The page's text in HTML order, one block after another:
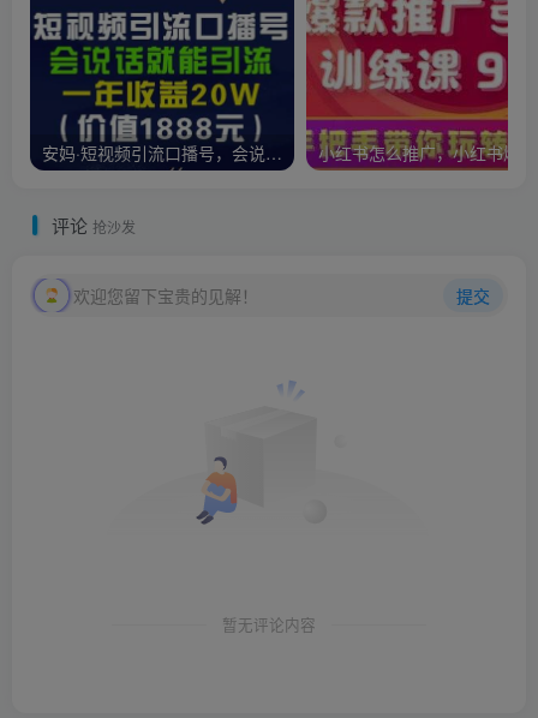
安妈·短视频引流口播号，会说话就能引流，一年收益20W（价值1888元）
评论 抢沙发
欢迎您留下宝贵的见解！ 提交
暂无评论内容